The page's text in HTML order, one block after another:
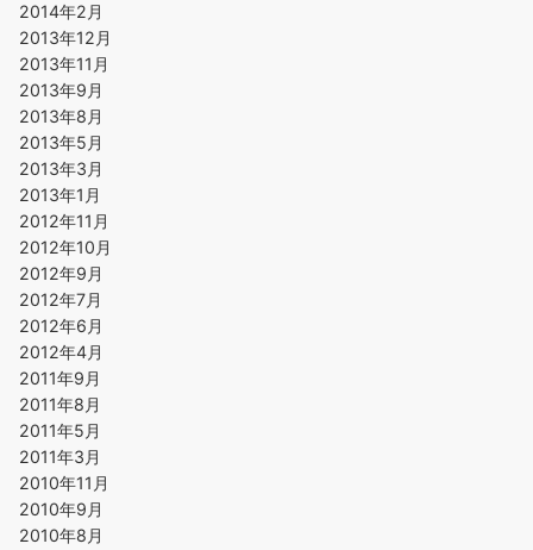
2014年2月
2013年12月
2013年11月
2013年9月
2013年8月
2013年5月
2013年3月
2013年1月
2012年11月
2012年10月
2012年9月
2012年7月
2012年6月
2012年4月
2011年9月
2011年8月
2011年5月
2011年3月
2010年11月
2010年9月
2010年8月